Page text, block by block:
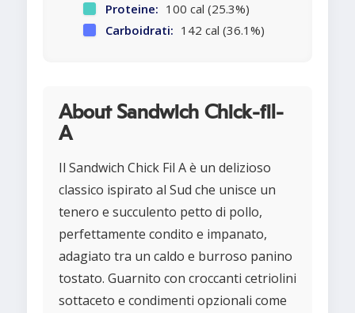
Proteine: 100 cal (25.3%)
Carboidrati: 142 cal (36.1%)
About Sandwich Chick-fil-
A
Il Sandwich Chick Fil A è un delizioso
classico ispirato al Sud che unisce un
tenero e succulento petto di pollo,
perfettamente condito e impanato,
adagiato tra un caldo e burroso panino
tostato. Guarnito con croccanti cetriolini
sottaceto e condimenti opzionali come